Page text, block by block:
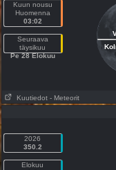
Kuun nousu
Huomenna
03:02
Seuraava
täysikuu
Pe 28 Elokuu
Kuutiedot - Meteorit
2026
350.2
Elokuu